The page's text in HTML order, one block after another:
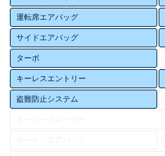
運転席エアバッグ
サイドエアバッグ
ターボ
キーレスエントリー
盗難防止システム